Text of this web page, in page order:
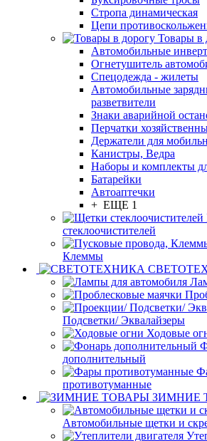
Стропа динамическая
Цепи
Товары в
Автомобильные
Огнетушитель
Спецодежда - жилеты
Автомобильные
разветвители
Знаки аварийной
Перчатки
Держатели для
Канистры, Ведра
Наборы и комплекты
Батарейки
Автоаптечки
+ ЕЩЕ 1
стеклоочистителей
Клеммы
Подсветки/ Эквалайзеры
Ходовые
дополнительный
противотуманные
ЗИМНИЕ
Автомобильные щетки и